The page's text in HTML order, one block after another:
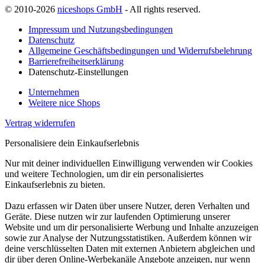
© 2010-2026 niceshops GmbH - All rights reserved.
Impressum und Nutzungsbedingungen
Datenschutz
Allgemeine Geschäftsbedingungen und Widerrufsbelehrung
Barrierefreiheitserklärung
Datenschutz-Einstellungen
Unternehmen
Weitere nice Shops
Vertrag widerrufen
Personalisiere dein Einkaufserlebnis
Nur mit deiner individuellen Einwilligung verwenden wir Cookies
und weitere Technologien, um dir ein personalisiertes
Einkaufserlebnis zu bieten.
Dazu erfassen wir Daten über unsere Nutzer, deren Verhalten und
Geräte. Diese nutzen wir zur laufenden Optimierung unserer
Website und um dir personalisierte Werbung und Inhalte anzuzeigen
sowie zur Analyse der Nutzungsstatistiken. Außerdem können wir
deine verschlüsselten Daten mit externen Anbietern abgleichen und
dir über deren Online-Werbekanäle Angebote anzeigen, nur wenn